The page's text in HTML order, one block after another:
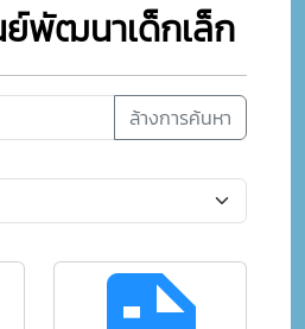
พัฒนาเด็กเล็ก
ล้างการค้นหา